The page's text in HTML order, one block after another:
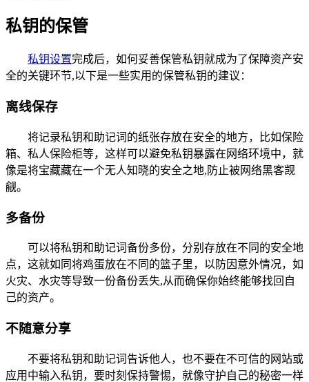
私钥的保管
私钥设置完成后，如何妥善保管私钥就成为了保障资产安
全的关键环节,以下是一些实用的保管私钥的建议：
离线保存
将记录私钥和助记词的纸张存放在安全的地方，比如保险
箱、私人保险柜等，这样可以避免私钥暴露在网络环境中，就
像是将宝藏藏在一个无人知晓的安全之地,防止被网络黑客觊
觎。
多备份
可以将私钥和助记词备份多份，分别存放在不同的安全地
点，这就如同将鸡蛋放在不同的篮子里，以防因意外情况，如
火灾、水灾等导致一份备份丢失,从而确保你始终能够找回自
己的资产。
不随意分享
不要将私钥和助记词告诉他人，也不要在不可信的网站或
应用中输入私钥，要时刻保持警惕，就像守护自己的秘密一样